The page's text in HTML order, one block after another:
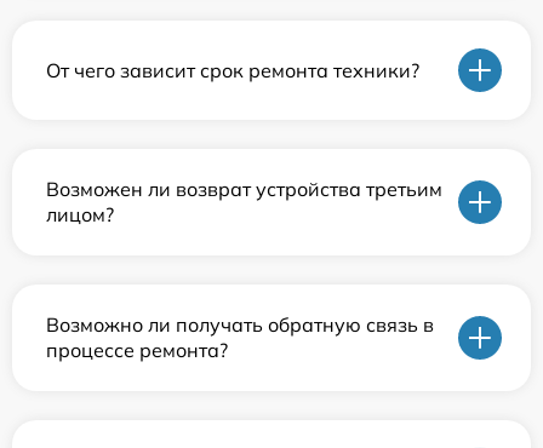
От чего зависит срок ремонта техники?
Возможен ли возврат устройства третьим
лицом?
Возможно ли получать обратную связь в
процессе ремонта?